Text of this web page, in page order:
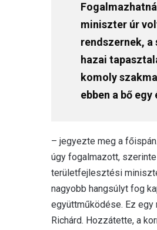
miniszter úr
rendszernek,
hazai
komoly
ebben a bő
– jegyezte meg a
úgy fogalmazott,
területfejlesztési
nagyobb hangsúlyt fog
együttműködése. Ez
Richárd. Hozzátette, a